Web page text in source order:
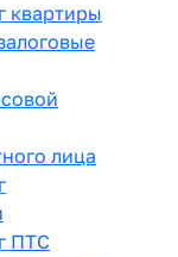
квартиры
лица
ПТС